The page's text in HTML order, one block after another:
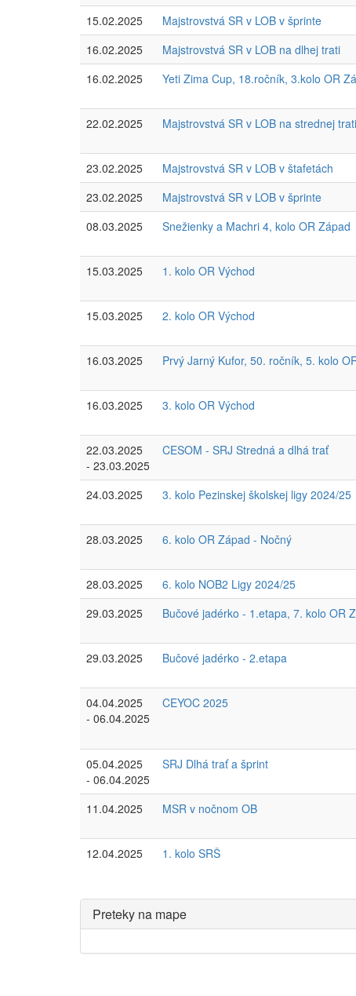
15.02.2025
Majstrovstvá SR v LOB v šprinte
16.02.2025
Majstrovstvá SR v LOB na dlhej trati
16.02.2025
Yeti Zima Cup, 18.ročník, 3.kolo OR
22.02.2025 Majstrovstvá SR v LOB na strednej trati
23.02.2025 Majstrovstvá SR v LOB v štafetách
23.02.2025
Majstrovstvá SR v LOB v šprinte
08.03.2025
Snežienky a Machri 4, kolo OR Západ
15.03.2025 1. kolo OR Východ
15.03.2025 2. kolo OR Východ
16.03.2025 Prvý Jarný Kufor, 50. ročník, 5. kolo
16.03.2025 3. kolo OR Východ
22.03.2025
- 23.03.2025
CESOM - SRJ Stredná a dlhá trať
24.03.2025 3. kolo Pezinskej školskej ligy 2024/25
28.03.2025 6. kolo OR Západ - Nočný
28.03.2025 6. kolo NOB2 Ligy 2024/25
29.03.2025
Bučové jadérko - 1.etapa, 7. kolo OR
29.03.2025 Bučové jadérko - 2.etapa
04.04.2025
- 06.04.2025
CEYOC 2025
05.04.2025
- 06.04.2025
SRJ Dlhá trať a šprint
11.04.2025 MSR v nočnom OB
12.04.2025 1. kolo SRŠ
Preteky na mape